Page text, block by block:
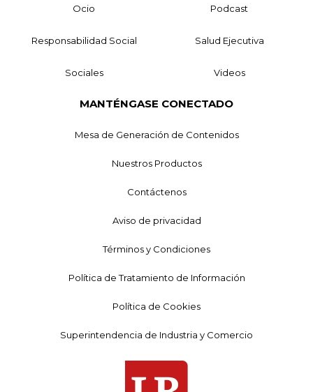
Ocio Podcast
Responsabilidad Social Salud Ejecutiva
Sociales Videos
MANTÉNGASE CONECTADO
Mesa de Generación de Contenidos
Nuestros Productos
Contáctenos
Aviso de privacidad
Términos y Condiciones
Política de Tratamiento de Información
Política de Cookies
Superintendencia de Industria y Comercio